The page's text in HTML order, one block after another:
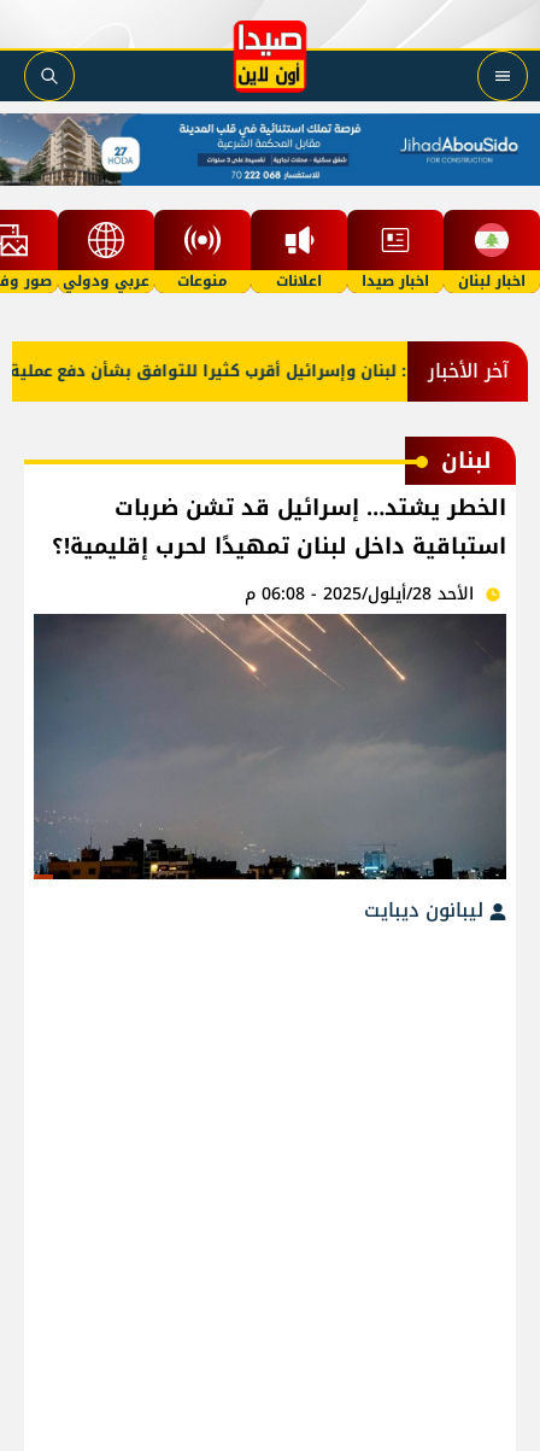
اخبار لبنان اخبار صيدا اعلانات منوعات عربي ودولي صور
آخر الأخبار
خارجية أميركا: لبنان وإسرائيل أقرب كثيرا للتوافق بشأن دفع عملية
لبنان
الخطر يشتد… إسرائيل قد تشن ضربات
استباقية داخل لبنان تمهيدًا لحرب إقليمية!؟
الأحد 28/أيلول/2025 - 06:08 م
ليبانون ديبايت